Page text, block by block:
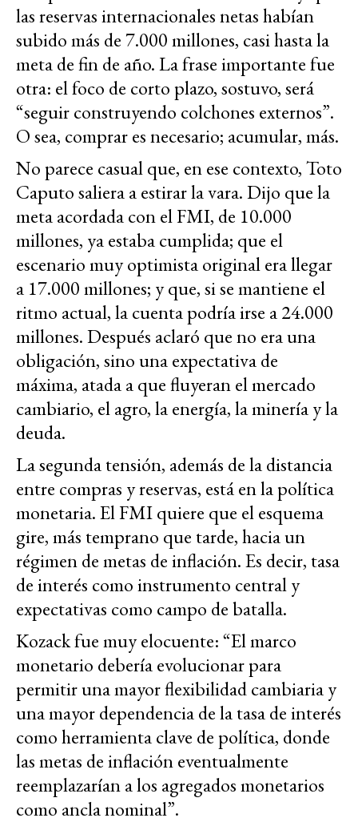
las reservas internacionales netas habían
subido más de 7.000 millones, casi hasta la
meta de fin de año. La frase importante fue
otra: el foco de corto plazo, sostuvo, será
“seguir construyendo colchones externos”.
O sea, comprar es necesario; acumular, más.
No parece casual que, en ese contexto, Toto
Caputo saliera a estirar la vara. Dijo que la
meta acordada con el FMI, de 10.000
millones, ya estaba cumplida; que el
escenario muy optimista original era llegar
a 17.000 millones; y que, si se mantiene el
ritmo actual, la cuenta podría irse a 24.000
millones. Después aclaró que no era una
obligación, sino una expectativa de
máxima, atada a que fluyeran el mercado
cambiario, el agro, la energía, la minería y la
deuda.
La segunda tensión, además de la distancia
entre compras y reservas, está en la política
monetaria. El FMI quiere que el esquema
gire, más temprano que tarde, hacia un
régimen de metas de inflación. Es decir, tasa
de interés como instrumento central y
expectativas como campo de batalla.
Kozack fue muy elocuente: “El marco
monetario debería evolucionar para
permitir una mayor flexibilidad cambiaria y
una mayor dependencia de la tasa de interés
como herramienta clave de política, donde
las metas de inflación eventualmente
reemplazarían a los agregados monetarios
como ancla nominal”.